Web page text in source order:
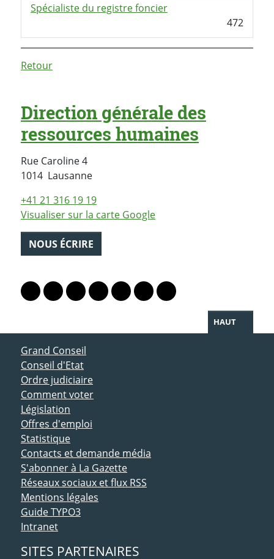
Spécialiste du registre foncier
472
Retour
Direction générale des
ressources humaines
Rue Caroline 4
1014 LausanneSuisse
+41 21 316 19 19
Visualiser sur la carte Google
NOUS ÉCRIRE
Lien vers le profil Mastodon
Lien vers le profil Bluesky
Lien vers le profil Instagram
Lien vers le profil Linkedin
Lien vers le profil Facebook
Lien vers le profil Twitter
Partager par WhatsApp
HAUT
ACCÈS DIRECT
Grand Conseil
Conseil d'Etat
Ordre judiciaire
Comment voter
Législation
Offres d'emploi
Statistique
Contacts et demande média
S'abonner à La Gazette
Réseaux sociaux et flux RSS
Mentions légales
Guide TYPO3
Intranet
SITES PARTENAIRES